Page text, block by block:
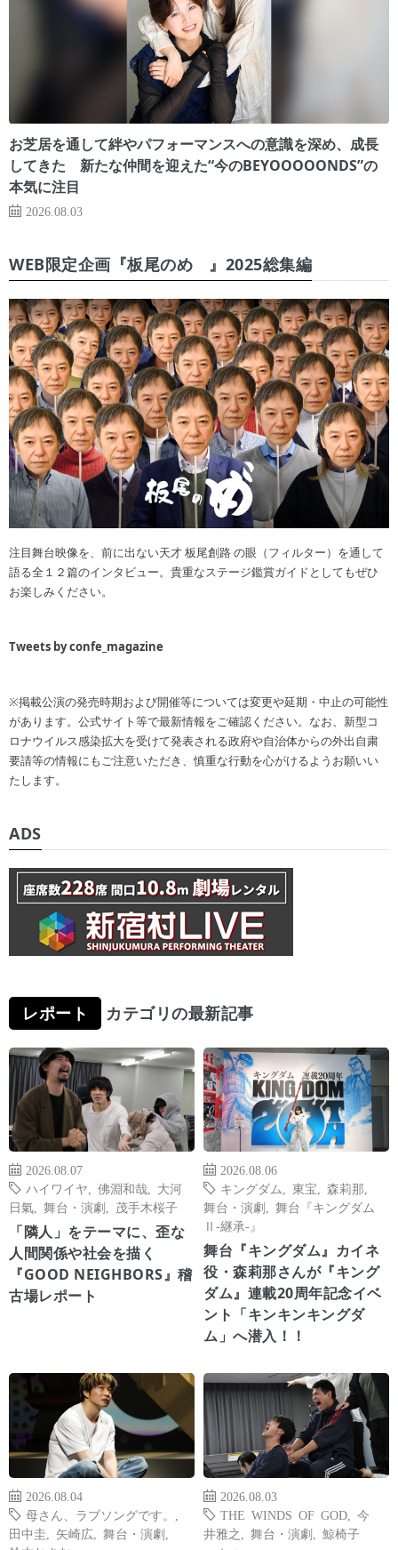
お芝居を通して絆やパフォーマンスへの意識を深め、成長
してきた 新たな仲間を迎えた“今のBEYOOOOONDS”の
本気に注目
2026.08.03
WEB限定企画『板尾のめ゙』2025総集編
注目舞台映像を、前に出ない天才 板尾創路 の眼（フィルター）を通して
語る全１２篇のインタビュー。貴重なステージ鑑賞ガイドとしてもぜひ
お楽しみください。
Tweets by confe_magazine
※掲載公演の発売時期および開催等については変更や延期・中止の可能性
があります。公式サイト等で最新情報をご確認ください。なお、新型コ
ロナウイルス感染拡大を受けて発表される政府や自治体からの外出自粛
要請等の情報にもご注意いただき、慎重な行動を心がけるようお願いい
たします。
ADS
レポート カテゴリの最新記事
2026.08.07
ハイワイヤ
佛淵和哉
大河
日氣
舞台・演劇 茂手木桜子
「隣人」をテーマに、歪な
人間関係や社会を描く
『GOOD NEIGHBORS』稽
古場レポート
2026.08.06
キングダム
東宝 森莉那
舞台・演劇
舞台『キングダム
Ⅱ-継承-』
舞台『キングダム』カイネ
役・森莉那さんが『キング
ダム』連載20周年記念イベ
ント「キンキンキングダ
ム」へ潜入！！
2026.08.04
母さん、ラブソングです。
田中圭
矢崎広 舞台・演劇
2026.08.03
THE WINDS OF GOD
今
井雅之
舞台・演劇
鯨椅子